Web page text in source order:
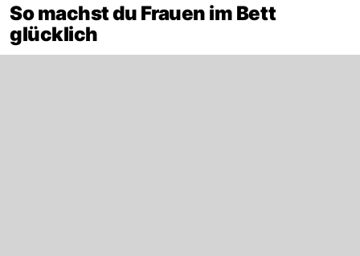
So machst du Frauen im Bett
glücklich